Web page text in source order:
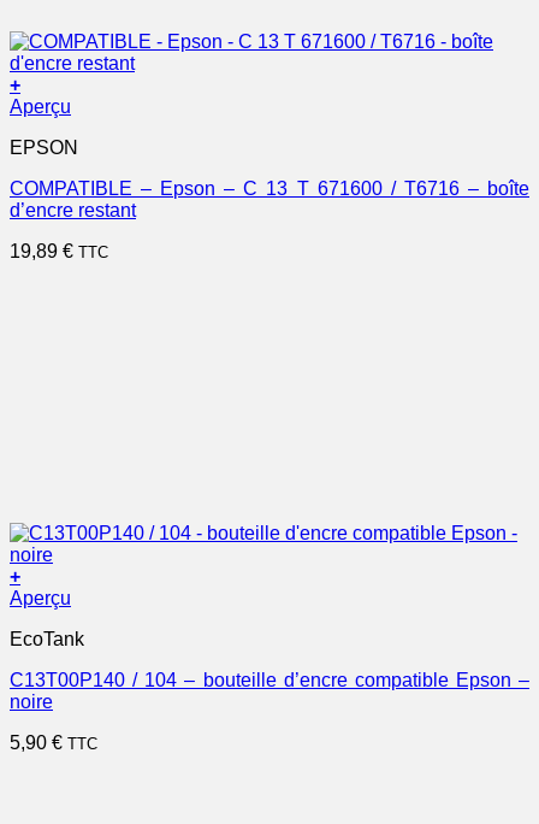
+
Aperçu
EPSON
COMPATIBLE – Epson – C 13 T 671600 / T6716 – boîte
d’encre restant
19,89 € TTC
+
Aperçu
EcoTank
C13T00P140 / 104 – bouteille d’encre compatible Epson –
noire
5,90 € TTC